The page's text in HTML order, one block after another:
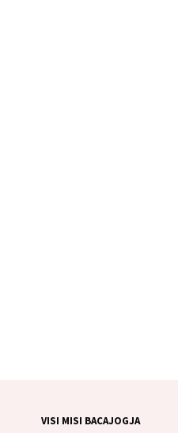
VISI MISI BACAJOGJA